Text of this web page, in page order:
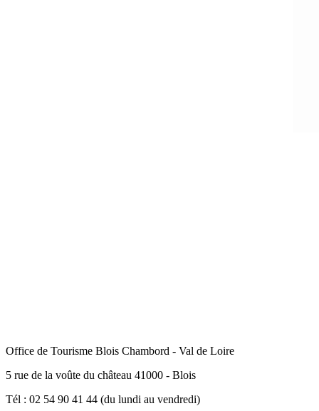
Office de Tourisme Blois Chambord - Val de Loire
5 rue de la voûte du château 41000 - Blois
Tél : 02 54 90 41 44 (du lundi au vendredi)